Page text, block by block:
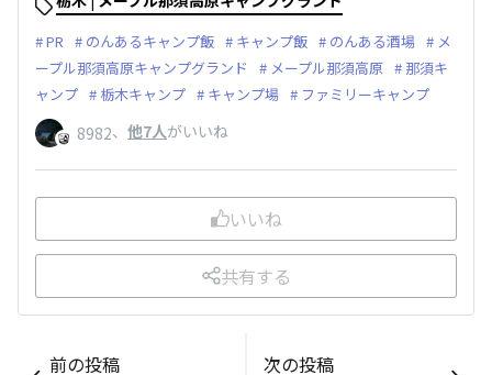
PR のんあるキャンプ飯 キャンプ飯 のんある酒場
メ
ープル那須高原キャンプグランド
メープル那須高原
那須キ
ャンプ
栃木キャンプ キャンプ場 ファミリーキャンプ
8982、 他7人がいいね
いいね
共有する
前の投稿
次の投稿